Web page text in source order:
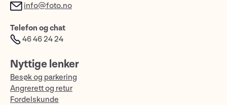
info@foto.no
Telefon og chat
46 46 24 24
Nyttige lenker
Besøk og parkering
Angrerett og retur
Fordelskunde